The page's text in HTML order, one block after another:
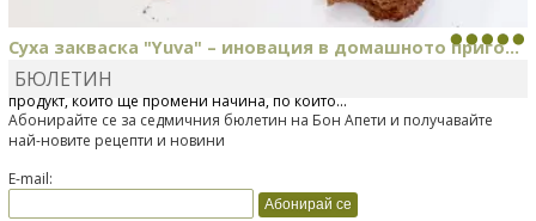
Суха закваска "Yuva" – иновация в домашното приго...
Отскоро Лесафр България стартира предлагането на изцяло нов
продукт, който ще промени начина, по който...
БЮЛЕТИН
Абонирайте се за седмичния бюлетин на Бон Апети и получавайте
най-новите рецепти и новини
E-mail: